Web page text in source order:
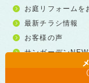
お庭リフォームを
最新チラシ情報
お客様の声
サンガーデン